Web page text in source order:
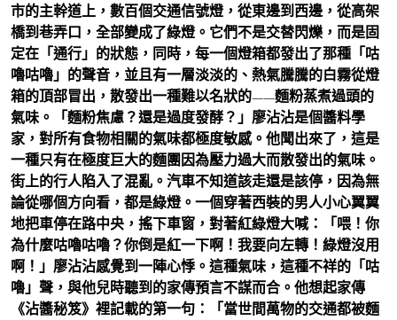
市的主幹道上，數百個交通信號燈，從東邊到西邊，從高架
橋到巷弄口，全部變成了綠燈。它們不是交替閃爍，而是固
定在「通行」的狀態，同時，每一個燈箱都發出了那種「咕
嚕咕嚕」的聲音，並且有一層淡淡的、熱氣騰騰的白霧從燈
箱的頂部冒出，散發出一種難以名狀的——麵粉蒸煮過頭的
氣味。「麵粉焦慮？還是過度發酵？」廖沾沾是個醬料學
家，對所有食物相關的氣味都極度敏感。他聞出來了，這是
一種只有在極度巨大的麵團因為壓力過大而散發出的氣味。
街上的行人陷入了混亂。汽車不知道該走還是該停，因為無
論從哪個方向看，都是綠燈。一個穿著西裝的男人小心翼翼
地把車停在路中央，搖下車窗，對著紅綠燈大喊：「喂！你
為什麼咕嚕咕嚕？你倒是紅一下啊！我要向左轉！綠燈沒用
啊！」廖沾沾感覺到一陣心悸。這種氣味，這種不祥的「咕
嚕」聲，與他兒時聽到的家傳預言不謀而合。他想起家傳
《沾醬秘笈》裡記載的第一句：「當世間萬物的交通都被麵